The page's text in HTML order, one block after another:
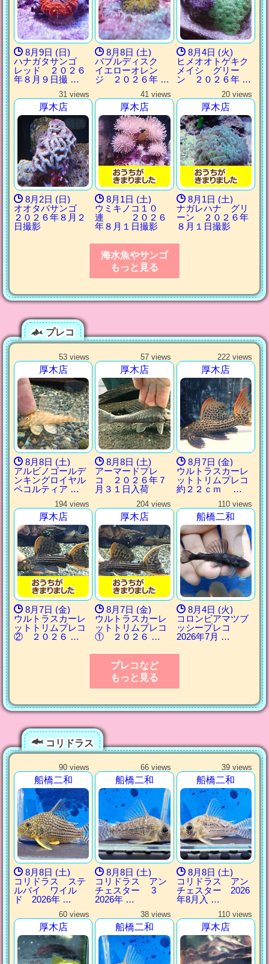
8月9日 (日)
ハナガタサンゴ
レッド ２０２６
年８月９日撮 …
8月8日 (土)
バブルディスク
イエローオレン
ジ ２０２６年 …
8月4日 (火)
ヒメオオトゲキク
メイシ グリー
ン ２０２６年 …
31 views
厚木店
8月2日 (日)
オオタバサンゴ
２０２６年８月２
日撮影
41 views
厚木店
8月1日 (土)
ウミキノコ１０
連 ２０２６
年８月１日撮影
20 views
厚木店
8月1日 (土)
ナガレハナ グリ
ーン ２０２６年
８月１日撮影
海水魚やサンゴ
もっと見る
プレコ
53 views
厚木店
8月8日 (土)
アルビノゴールデ
ンキングロイヤル
ペコルティア …
57 views
厚木店
8月8日 (土)
アーマードプレ
コ ２０２６年７
月３１日入荷
222 views
厚木店
8月7日 (金)
ウルトラスカーレ
ットトリムプレコ
約２２ｃｍ …
194 views
厚木店
8月7日 (金)
ウルトラスカーレ
ットトリムプレコ
② ２０２６ …
204 views
厚木店
8月7日 (金)
ウルトラスカーレ
ットトリムプレコ
① ２０２６ …
110 views
船橋二和
8月4日 (火)
コロンビアマツブ
ッシープレコ
2026年7月 …
プレコなど
もっと見る
コリドラス
90 views
船橋二和
8月8日 (土)
コリドラス ステ
ルバイ ワイル
ド 2026年 …
66 views
船橋二和
8月8日 (土)
コリドラス アン
チェスター 3
2026年 …
39 views
船橋二和
8月8日 (土)
コリドラス アン
チェスター 2026
年8月入 …
60 views
厚木店
38 views
船橋二和
110 views
厚木店